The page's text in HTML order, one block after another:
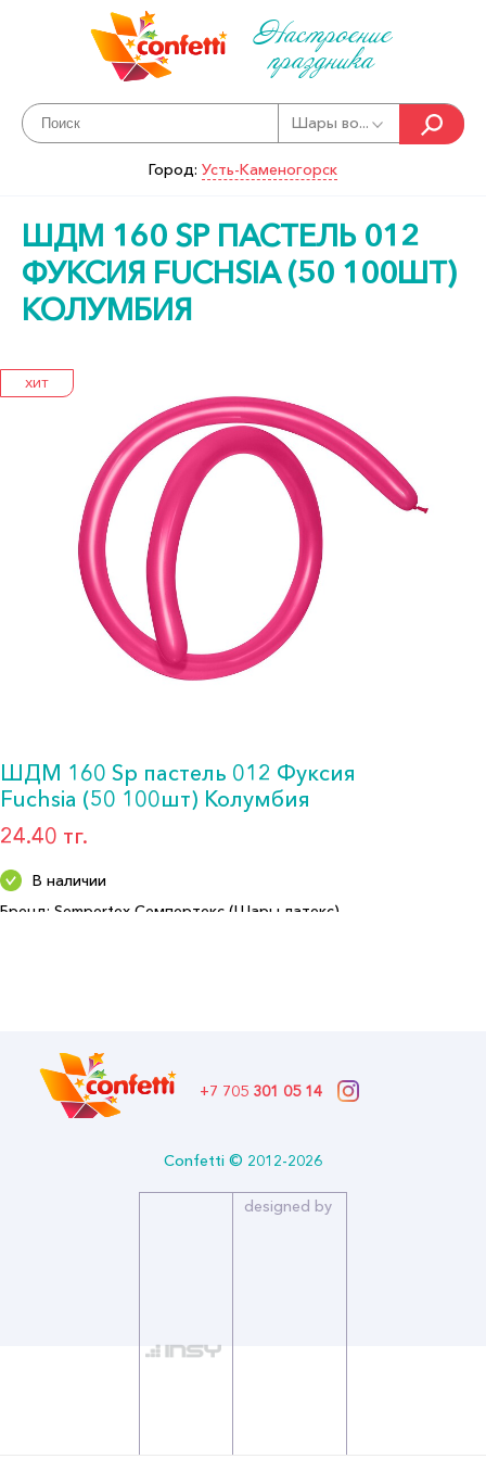
Настроение
праздника
Шары во...
Город: Усть-Каменогорск
ШДМ 160 SP ПАСТЕЛЬ 012
ФУКСИЯ FUCHSIA (50 100ШТ)
КОЛУМБИЯ
ХИТ
ШДМ 160 Sp пастель 012 Фуксия
Fuchsia (50 100шт) Колумбия
24.40 тг.
В наличии
Бренд: Sempertex Семпертекс (Шары латекс)
Количество в упаковке: 100
Страна производитель: Колумбия
Бренд: Sempertex Семпертекс (Шары латекс)
+7 705 301 05 14
Confetti © 2012-2026
designed by